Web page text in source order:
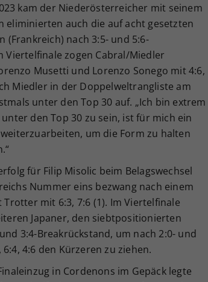
kam der Niederösterreicher mit seinem
eliminierten auch die auf acht gesetzten
(Frankreich) nach 3:5- und 5:6-
Viertelfinale zogen Cabral/Miedler
Musetti und Lorenzo Sonego mit 4:6,
Miedler in der Doppelweltrangliste am
unter den Top 30 auf. „Ich bin extrem
den Top 30 zu sein, ist für mich ein
um die Form zu halten
für Filip Misolic beim Belagswechsel
Nummer eins bezwang nach einem
mit 6:3, 7:6 (1). Im Viertelfinale
Japaner, den siebtpositionierten
3:4-Breakrückstand, um nach 2:0- und
4:6 den Kürzeren zu ziehen.
in Cordenons im Gepäck legte